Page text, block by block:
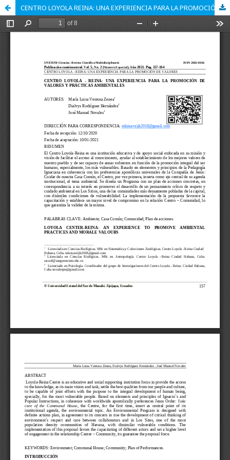
CENTRO LOYOLA REINA: UNA EXPERIENCIA PARA LA PROMOCIÓN DE VALORES Y PRÁCTICAS AMBIENTALES